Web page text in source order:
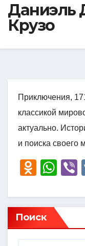
Даниэль
Крузо
Приключения,
классикой
актуально.
и поиска своего
O
n
o
kl
W
at
s
A
Поиск